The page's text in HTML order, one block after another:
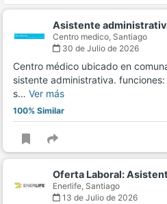
Asistente
Centro medico, Santiago
30 de Julio de 2026
Centro médico ubicado en
sistente administrativa.
s… Ver más
100% Similar
Oferta Laboral:
Enerlife, Santiago
13 de Julio de 2026